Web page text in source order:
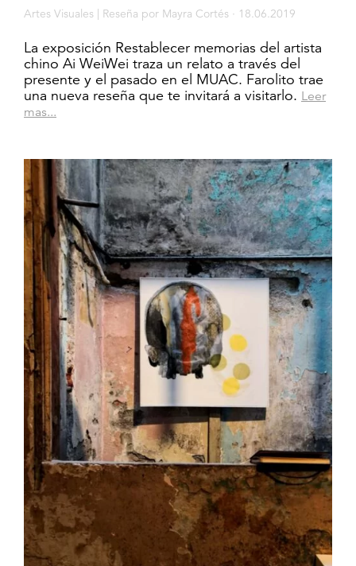
Artes Visuales | Reseña por Mayra Cortés · 18.06.2019
La exposición Restablecer memorias del artista
chino Ai WeiWei traza un relato a través del
presente y el pasado en el MUAC. Farolito trae
una nueva reseña que te invitará a visitarlo. Leer
mas...